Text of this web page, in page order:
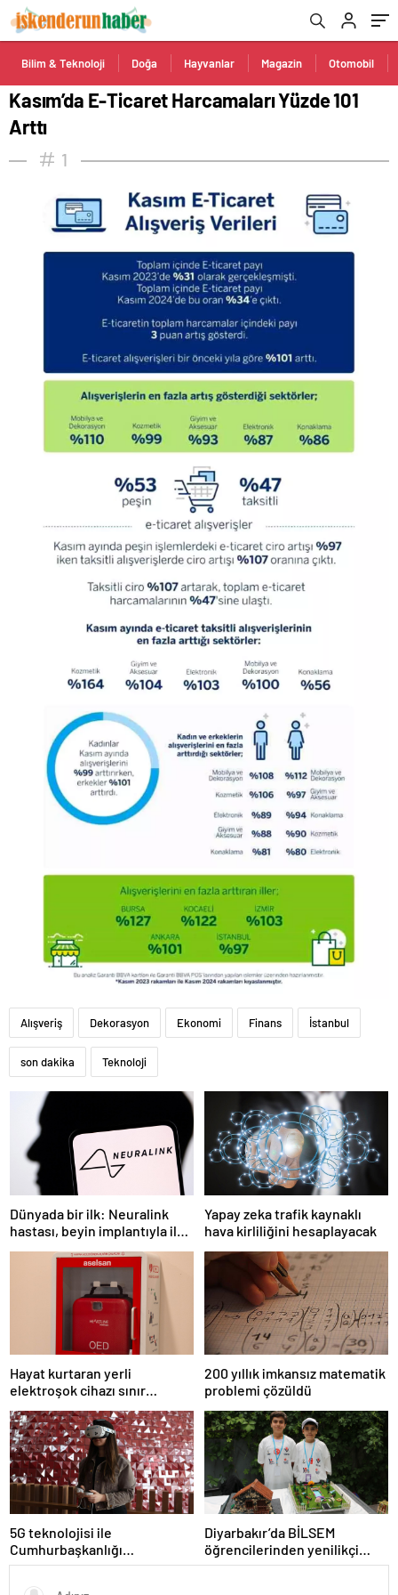
Bilim & Teknoloji Doğa Hayvanlar Magazin Otomobil
Kasım’da E-Ticaret Harcamaları Yüzde 101
Arttı
1
Alışveriş Dekorasyon Ekonomi Finans İstanbul
son dakika Teknoloji
Dünyada bir ilk: Neuralink
hastası, beyin implantıyla ilk
hazırladı
Yapay zeka trafik kaynaklı
hava kirliliğini hesaplayacak
Hayat kurtaran yerli
elektroşok cihazı sınır
kapısında da görevde
200 yıllık imkansız matematik
problemi çözüldü
5G teknolojisi ile
Cumhurbaşkanlığı
Külliyesi’ndeki konser
Diyarbakır’da BİLSEM
öğrencilerinden yenilikçi
projeler